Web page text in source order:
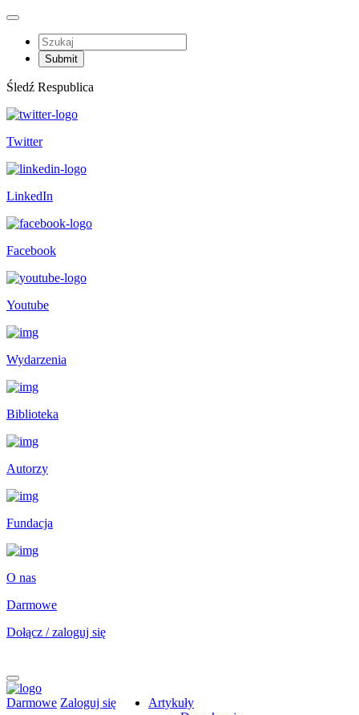
Śledź Respublica
Twitter
LinkedIn
Facebook
Youtube
Wydarzenia
Biblioteka
Autorzy
Fundacja
O nas
Darmowe
Dołącz / zaloguj się
Darmowe Zaloguj się
Artykuły